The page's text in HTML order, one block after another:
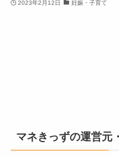
2023年2月12日 妊娠・子育て
マネきっずの運営元